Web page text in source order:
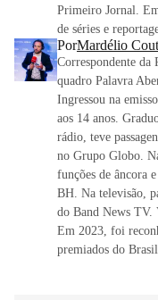
Primeiro Jornal.
de séries e
PorMardélio
Correspondente da
quadro Palavra
Ingressou na
aos 14 anos.
rádio, teve
no Grupo Globo.
funções de âncora
BH. Na televisão,
do Band News TV.
Em 2023, foi
premiados do